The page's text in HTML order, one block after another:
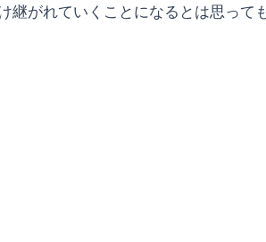
がれていくことになるとは思って